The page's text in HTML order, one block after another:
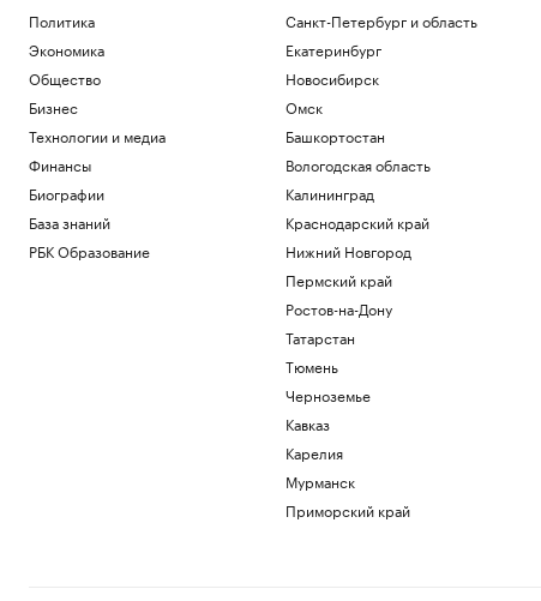
Политика
Экономика
Общество
Бизнес
Технологии и медиа
Финансы
Биографии
База знаний
РБК Образование
Санкт-Петербург и область
Екатеринбург
Новосибирск
Омск
Башкортостан
Вологодская область
Калининград
Краснодарский край
Нижний Новгород
Пермский край
Ростов-на-Дону
Татарстан
Тюмень
Черноземье
Кавказ
Карелия
Мурманск
Приморский край